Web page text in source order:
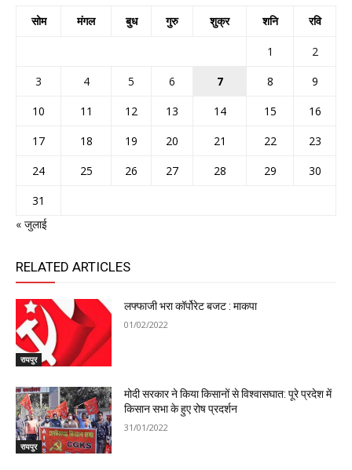
सोम मंगल बुध गुरु शुक्र शनि रवि
1
2
3
4 5 6 7 8
9
10
11 12 13 14 15
16
17
18 19 20 21 22
23
24
25 26 27 28 29
30
31
« जुलाई
RELATED ARTICLES
रायपुर
लफ्फाजी भरा कॉर्पोरेट बजट : माकपा
01/02/2022
रायपुर
मोदी सरकार ने किया किसानों से विश्वासघात: पूरे प्रदेश में
किसान सभा के हुए रोष प्रदर्शन
31/01/2022